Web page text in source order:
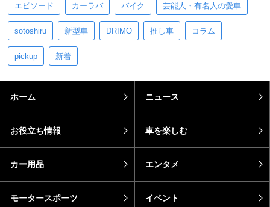
エピソード カーラバ バイク 芸能人・有名人の愛車
sotoshiru 新型車 DRIMO 推し車 コラム
pickup 新着
ホーム ニュース
お役立ち情報 車を楽しむ
カー用品 エンタメ
モータースポーツ イベント